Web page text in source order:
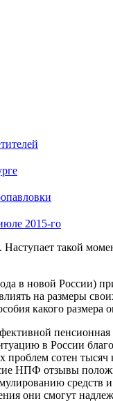
2015-го
такой
в новой России)
на размеры
какого размера
в России
сотен
НПФ отзывы
они смогут